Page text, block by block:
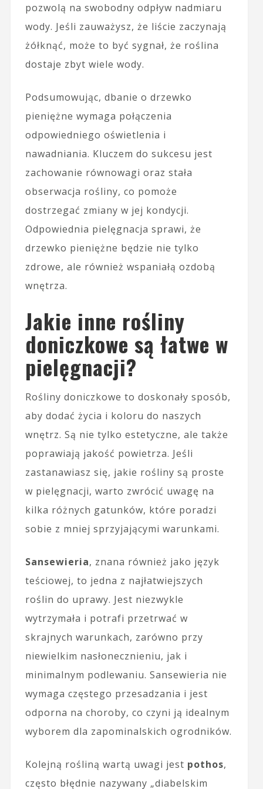
pozwolą na swobodny odpływ nadmiaru
wody. Jeśli zauważysz, że liście zaczynają
żółknąć, może to być sygnał, że roślina
dostaje zbyt wiele wody.
Podsumowując, dbanie o drzewko
pieniężne wymaga połączenia
odpowiedniego oświetlenia i
nawadniania. Kluczem do sukcesu jest
zachowanie równowagi oraz stała
obserwacja rośliny, co pomoże
dostrzegać zmiany w jej kondycji.
Odpowiednia pielęgnacja sprawi, że
drzewko pieniężne będzie nie tylko
zdrowe, ale również wspaniałą ozdobą
wnętrza.
Jakie inne rośliny
doniczkowe są łatwe w
pielęgnacji?
Rośliny doniczkowe to doskonały sposób,
aby dodać życia i koloru do naszych
wnętrz. Są nie tylko estetyczne, ale także
poprawiają jakość powietrza. Jeśli
zastanawiasz się, jakie rośliny są proste
w pielęgnacji, warto zwrócić uwagę na
kilka różnych gatunków, które poradzi
sobie z mniej sprzyjającymi warunkami.
Sansewieria, znana również jako język
teściowej, to jedna z najłatwiejszych
roślin do uprawy. Jest niezwykle
wytrzymała i potrafi przetrwać w
skrajnych warunkach, zarówno przy
niewielkim nasłonecznieniu, jak i
minimalnym podlewaniu. Sansewieria nie
wymaga częstego przesadzania i jest
odporna na choroby, co czyni ją idealnym
wyborem dla zapominalskich ogrodników.
Kolejną rośliną wartą uwagi jest pothos,
często błędnie nazywany „diabelskim